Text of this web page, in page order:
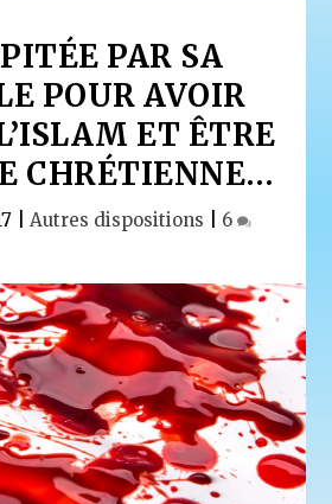
PAR SA
POUR AVOIR
ET ÊTRE
CHRÉTIENNE…
Autres dispositions 6